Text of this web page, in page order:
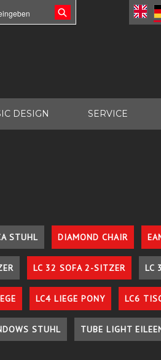
DESIGN SERVICE
STUHL DIAMOND CHAIR
LC 32 SOFA 2-SITZER LC
LC4 LIEGE PONY LC6
STUHL TUBE LIGHT